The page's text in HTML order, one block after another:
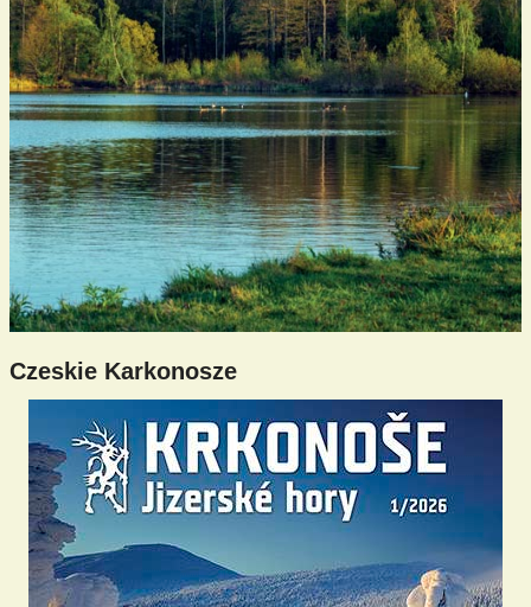
Czeskie Karkonosze